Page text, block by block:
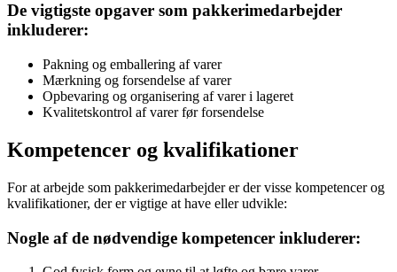
De vigtigste opgaver som pakkerimedarbejder
inkluderer:
Pakning og emballering af varer
Mærkning og forsendelse af varer
Opbevaring og organisering af varer i lageret
Kvalitetskontrol af varer før forsendelse
Kompetencer og kvalifikationer
For at arbejde som pakkerimedarbejder er der visse kompetencer og
kvalifikationer, der er vigtige at have eller udvikle:
Nogle af de nødvendige kompetencer inkluderer: